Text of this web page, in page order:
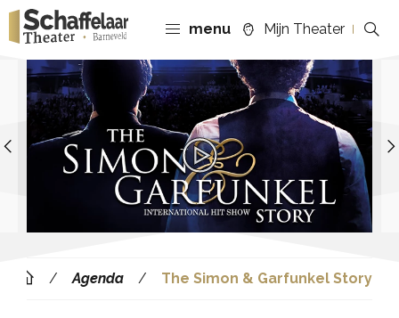
menu Mijn Theater
Previous
Agenda The Simon & Garfunkel Story